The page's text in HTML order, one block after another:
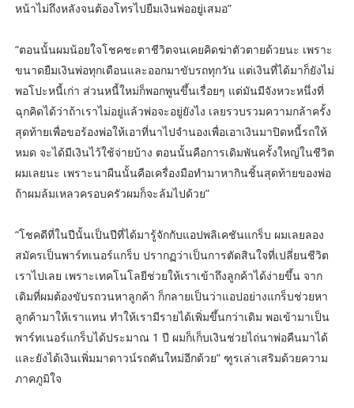
หน้าไม่ถึงหลังจนต้องโทรไปยืมเงินพ่ออยู่เสมอ”
“ตอนนั้นผมน้อยใจโชคชะตาชีวิตจนเคยคิดฆ่าตัวตายด้วยนะ เพราะ
ขนาดยืมเงินพ่อทุกเดือนและออกมาขับรถทุกวัน แต่เงินที่ได้มาก็ยังไม่
พอโปะหนี้เก่า ส่วนหนี้ใหม่ก็พอกพูนขึ้นเรื่อยๆ แต่มันมีจังหวะหนึ่งที่
ฉุกคิดได้ว่าถ้าเราไม่อยู่แล้วพ่อจะอยู่ยังไง เลยรวบรวมความกล้าครั้ง
สุดท้ายเพื่อขอร้องพ่อให้เอาที่นาไปจำนองเพื่อเอาเงินมาปิดหนี้รถให้
หมด จะได้มีเงินไว้ใช้จ่ายบ้าง ตอนนั้นคือการเดิมพันครั้งใหญ่ในชีวิต
ผมเลยนะ เพราะนาผืนนั้นคือเครื่องมือทำมาหากินชิ้นสุดท้ายของพ่อ
ถ้าผมล้มเหลวครอบครัวผมก็จะล้มไปด้วย”
“โชคดีที่ในปีนั้นเป็นปีที่ได้มารู้จักกับแอปพลิเคชันแกร็บ ผมเลยลอง
สมัครเป็นพาร์ทเนอร์แกร็บ ปรากฏว่าเป็นการตัดสินใจที่เปลี่ยนชีวิต
เราไปเลย เพราะเทคโนโลยีช่วยให้เราเข้าถึงลูกค้าได้ง่ายขึ้น จาก
เดิมที่ผมต้องขับรถวนหาลูกค้า ก็กลายเป็นว่าแอปอย่างแกร็บช่วยหา
ลูกค้ามาให้เราแทน ทำให้เรามีรายได้เพิ่มขึ้นกว่าเดิม พอเข้ามาเป็น
พาร์ทเนอร์แกร็บได้ประมาณ 1 ปี ผมก็เก็บเงินช่วยไถ่นาพ่อคืนมาได้
และยังได้เงินเพิ่มมาดาวน์รถคันใหม่อีกด้วย” ฑูรเล่าเสริมด้วยความ
ภาคภูมิใจ